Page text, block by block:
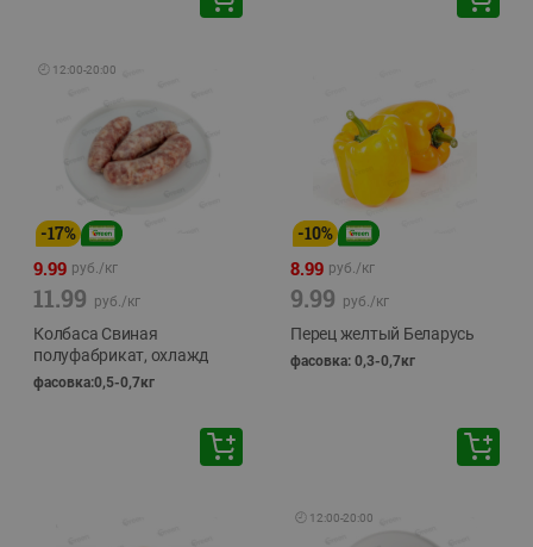
🕘 12:00-20:00
-17%
9.99 руб./кг
11.99 руб./кг
Колбаса Свиная
полуфабрикат, охлажд
фасовка:0,5-0,7кг
-10%
8.99 руб./кг
9.99 руб./кг
Перец желтый Беларусь
фасовка: 0,3-0,7кг
🕘 12:00-20:00